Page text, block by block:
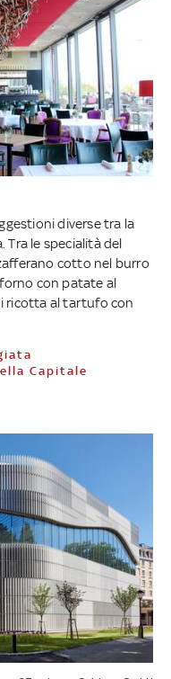
diverse tra la
Tra le specialità del
cotto nel burro
forno con patate al
ricotta al tartufo con
Capitale